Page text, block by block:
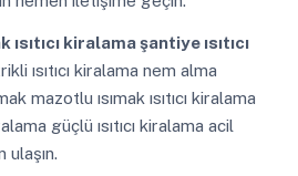
kiralama şantiye ısıtıcı
ısıtıcı kiralama nem alma
mazotlu ısımak ısıtıcı kiralama
güçlü ısıtıcı kiralama acil
ulaşın.